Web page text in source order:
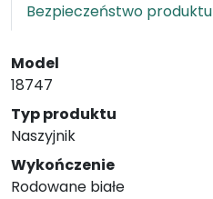
Bezpieczeństwo produktu
Model
18747
Typ produktu
Naszyjnik
Wykończenie
Rodowane białe